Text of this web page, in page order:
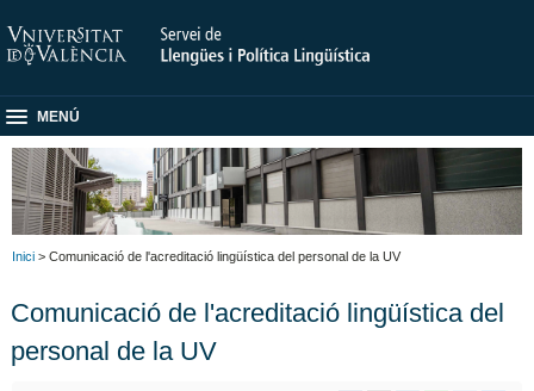
MENÚ
Inici > Comunicació de l'acreditació lingüística del personal de la UV
Comunicació de l'acreditació lingüística del
personal de la UV